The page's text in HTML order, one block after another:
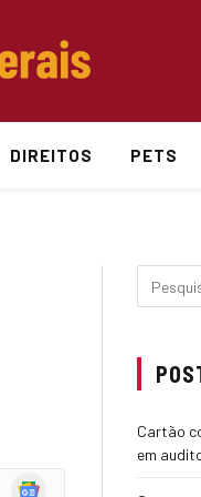
DIREITOS PETS
Google
Cartão
em